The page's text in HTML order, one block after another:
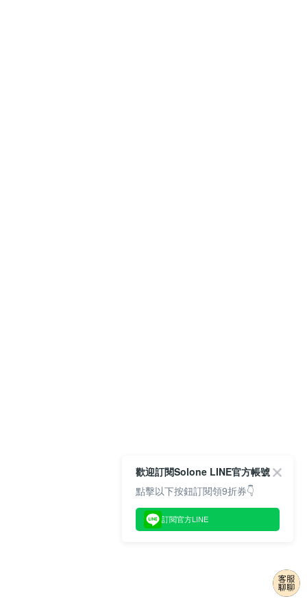
歡迎訂閱Solone LINE官方帳號
點擊以下按鈕訂閱領9折券👇
訂閱官方LINE